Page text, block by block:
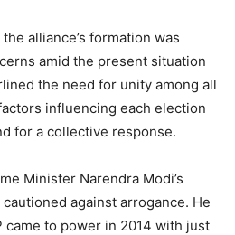
alliance’s formation was
amid the present situation
the need for unity among all
influencing each election
for a collective response.
Minister Narendra Modi’s
against arrogance. He
came to power in 2014 with just